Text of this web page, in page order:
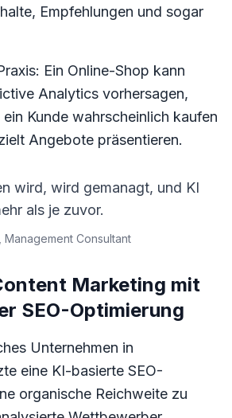
Empfehlungen und sogar
Ein Online-Shop kann
Analytics vorhersagen,
Kunde wahrscheinlich kaufen
Angebote präsentieren.
wird, wird gemanagt, und KI
als je zuvor.
Consultant
Marketing mit
SEO-Optimierung
Unternehmen in
eine KI-basierte SEO-
organische Reichweite zu